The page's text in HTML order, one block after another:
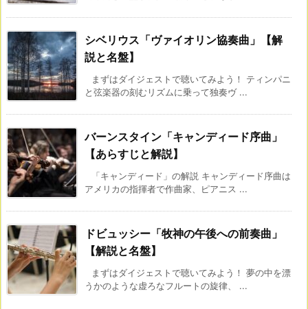
シベリウス「ヴァイオリン協奏曲」【解
説と名盤】
まずはダイジェストで聴いてみよう！ ティンパニ
と弦楽器の刻むリズムに乗って独奏ヴ ...
バーンスタイン「キャンディード序曲」
【あらすじと解説】
「キャンディード」の解説 キャンディード序曲は
アメリカの指揮者で作曲家、ピアニス ...
ドビュッシー「牧神の午後への前奏曲」
【解説と名盤】
まずはダイジェストで聴いてみよう！ 夢の中を漂
うかのような虚ろなフルートの旋律、 ...